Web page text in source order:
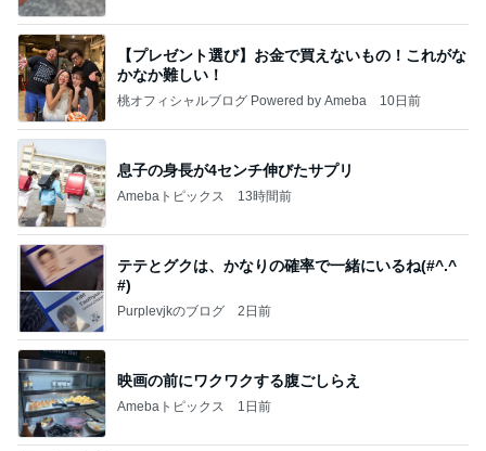
【プレゼント選び】お金で買えないもの！これがな
かなか難しい！
桃オフィシャルブログ Powered by Ameba 10日前
息子の身長が4センチ伸びたサプリ
Amebaトピックス 13時間前
テテとグクは、かなりの確率で一緒にいるね(#^.^
#)
Purplevjkのブログ 2日前
映画の前にワクワクする腹ごしらえ
Amebaトピックス 1日前